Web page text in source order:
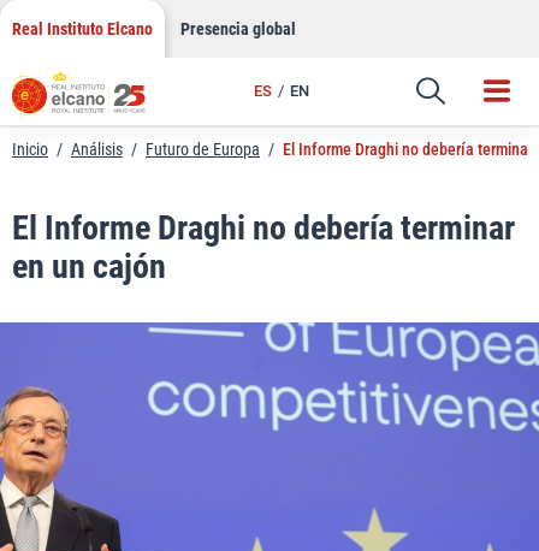
Saltar
contenido
Real Instituto Elcano Presencia global
ES EN
Enlace
Inicio / Análisis / Futuro de Europa / El Informe Draghi no debería terminar
El Informe Draghi no debería terminar
en un cajón